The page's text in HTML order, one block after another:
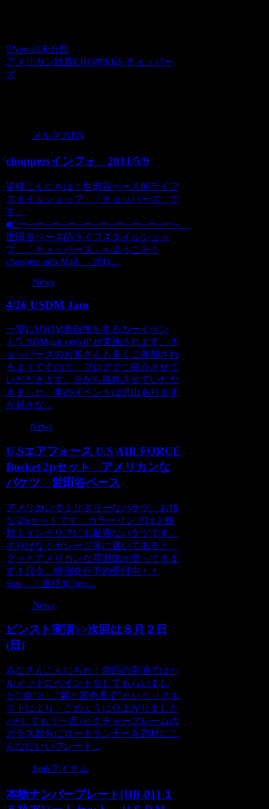
News
未分類
アメリカン雑貨CHOPPERS チョッパー
ズ
メルマガBN
choppersインフォ 2011/5/9
皆様こんにちは！世田谷ベース的ライフ
スタイルショップ 「チョッパーズ」で
す。
■□━─━─━─━─━─━─━─━─━─━─
世田谷ベース的ライフスタイルショッ
プ 「チョッパーズ」へようこそ！
choppers info Mail - 2011....
News
4/26 USDM Jam
一堂にUSDM車自慢をするカーイベン
ト”USDMjam ver6.0”が実施されます。チ
ョッパーズのお客さんも多くご参加され
るようですので、ブログでご紹介させて
いただきます。※から抜粋させていただ
きました。車のイベントは沢山あります
が好きな...
News
U.Sエアフォース U.S AIR FORCE
Bucket 2pセット アメリカンな
バケツ 世田谷ベース
アメリカンでミリタリーなバケツ、お得
な２pセットです。カラーリングは２種
類！インテリアにも最適なバケツです。
さりげなくガレージ等に置いてあると、
グッとアメリカンな雰囲気が漂ってきま
す！只今、特別先行予約受付中！！
Size ：直径30.5cm...
News
ピンスト実演>>次回は８月２日
(日)
みなさんこんにちわ！前回の実演ではヘ
ルメットにペイントをしてもらいまし
た!”炎”と、”紫と黒色系で”というリクエ
ストにより、このように仕上がりました
♪そしてもう一点↓ピクチャーフレームの
ガラス部分にロードランナーを題材にこ
んなにいいプレート...
Junkアイテム
本物ナンバープレート[HB-01] １